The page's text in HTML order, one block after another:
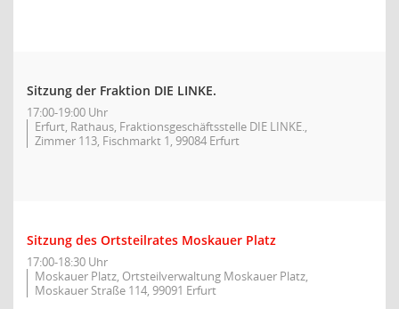
Sitzung der Fraktion DIE LINKE.
17:00-19:00 Uhr
Erfurt, Rathaus, Fraktionsgeschäftsstelle DIE LINKE.,
Zimmer 113, Fischmarkt 1, 99084 Erfurt
Sitzung des Ortsteilrates Moskauer Platz
17:00-18:30 Uhr
Moskauer Platz, Ortsteilverwaltung Moskauer Platz,
Moskauer Straße 114, 99091 Erfurt